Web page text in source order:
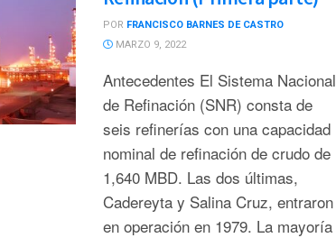
POR FRANCISCO BARNES DE CASTRO
MARZO 9, 2022
Antecedentes El Sistema Nacional
de Refinación (SNR) consta de
seis refinerías con una capacidad
nominal de refinación de crudo de
1,640 MBD. Las dos últimas,
Cadereyta y Salina Cruz, entraron
en operación en 1979. La mayoría